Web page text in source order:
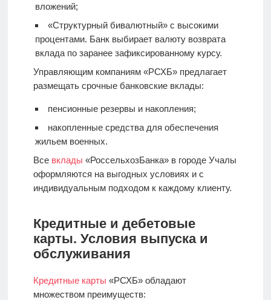
вложений;
«Структурный бивалютный» с высокими
процентами. Банк выбирает валюту возврата
вклада по заранее зафиксированному курсу.
Управляющим компаниям «РСХБ» предлагает
размещать срочные банковские вклады:
пенсионные резервы и накопления;
накопленные средства для обеспечения
жильем военных.
Все вклады «РоссельхозБанка» в городе Учалы
оформляются на выгодных условиях и с
индивидуальным подходом к каждому клиенту.
Кредитные и дебетовые
карты. Условия выпуска и
обслуживания
Кредитные карты «РСХБ» обладают
множеством преимуществ: